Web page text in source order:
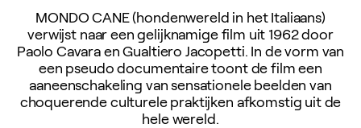
MONDO CANE (hondenwereld in het Italiaans)
verwijst naar een gelijknamige film uit 1962 door
Paolo Cavara en Gualtiero Jacopetti. In de vorm van
een pseudo documentaire toont de film een
aaneenschakeling van sensationele beelden van
choquerende culturele praktijken afkomstig uit de
hele wereld.